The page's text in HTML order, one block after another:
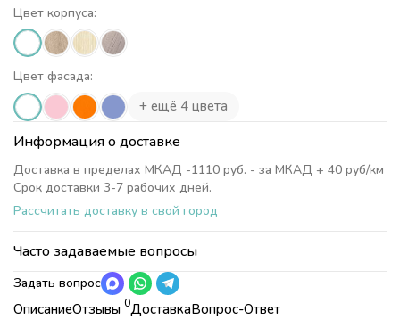
ОписаниеОтзывы 0ДоставкаВопрос-Ответ
Цвет корпуса:
Цвет фасада:
+ ещё 4 цвета
Информация о доставке
Доставка в пределах МКАД -1110 руб. - за МКАД + 40 руб/км
Срок доставки 3-7 рабочих дней.
Рассчитать доставку в свой город
Часто задаваемые вопросы
Задать вопрос